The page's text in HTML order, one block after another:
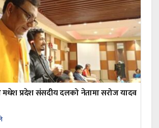
प्रदेश संसदीय दलको नेतामा सरोज यादव